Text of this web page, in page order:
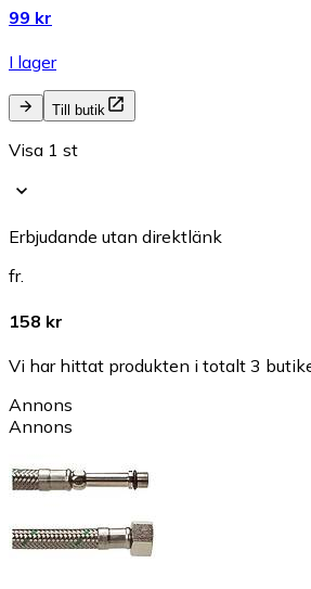
99 kr
I lager
Till butik
Visa 1 st
Erbjudande utan direktlänk
fr.
158 kr
Vi har hittat produkten i totalt 3
Annons
Annons